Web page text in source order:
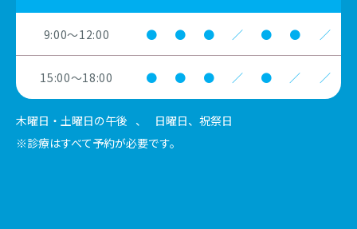
9:00～12:00 ● ● ● ／ ● ● ／
15:00～18:00 ● ● ● ／ ● ／ ／
木曜日・土曜日の午後 、
日曜日、祝祭日
※診療はすべて予約が必要です。